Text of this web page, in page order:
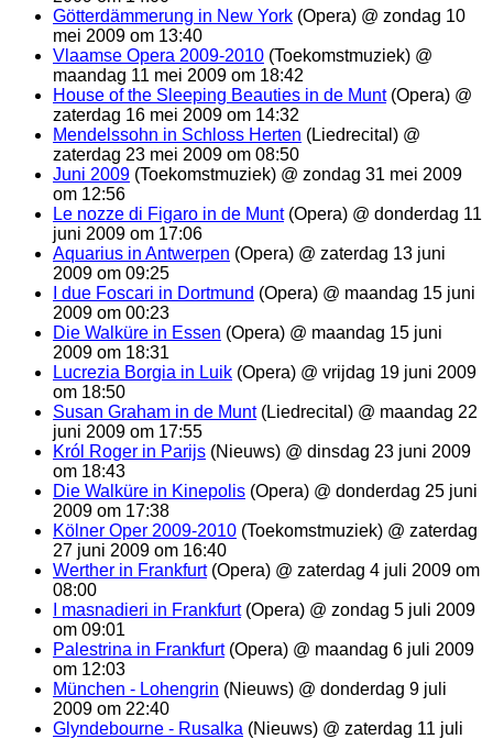
Götterdämmerung in New York (Opera) @ zondag 10
mei 2009 om 13:40
Vlaamse Opera 2009-2010 (Toekomstmuziek) @
maandag 11 mei 2009 om 18:42
House of the Sleeping Beauties in de Munt(Opera) @
zaterdag 16 mei 2009 om 14:32
Mendelssohn in Schloss Herten (Liedrecital) @
zaterdag 23 mei 2009 om 08:50
Juni 2009 (Toekomstmuziek) @ zondag 31 mei 2009
om 12:56
Le nozze di Figaro in de Munt(Opera) @ donderdag 11
juni 2009 om 17:06
Aquarius in Antwerpen (Opera) @ zaterdag 13 juni
2009 om 09:25
I due Foscari in Dortmund (Opera) @ maandag 15 juni
2009 om 00:23
Die Walküre in Essen (Opera) @ maandag 15 juni
2009 om 18:31
Lucrezia Borgia in Luik (Opera) @ vrijdag 19 juni 2009
om 18:50
Susan Graham in de Munt(Liedrecital) @ maandag 22
juni 2009 om 17:55
Król Roger in Parijs (Nieuws) @ dinsdag 23 juni 2009
om 18:43
Die Walküre in Kinepolis (Opera) @ donderdag 25 juni
2009 om 17:38
Kölner Oper 2009-2010 (Toekomstmuziek) @ zaterdag
27 juni 2009 om 16:40
Werther in Frankfurt(Opera) @ zaterdag 4 juli 2009 om
08:00
I masnadieri in Frankfurt(Opera) @ zondag 5 juli 2009
om 09:01
Palestrina in Frankfurt(Opera) @ maandag 6 juli 2009
om 12:03
München - Lohengrin (Nieuws) @ donderdag 9 juli
2009 om 22:40
Glyndebourne - Rusalka (Nieuws) @ zaterdag 11 juli